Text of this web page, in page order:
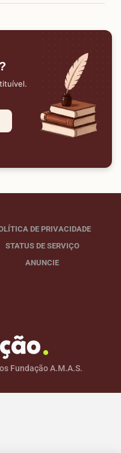
DE PRIVACIDADE
STATUS DE SERVIÇO
ANUNCIE
Fundação A.M.A.S.